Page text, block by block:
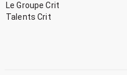
Le Groupe Crit
Talents Crit